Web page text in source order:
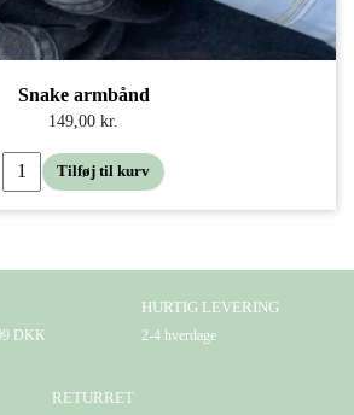
Snake armbånd
149,00 kr.
Tilføj til kurv
DKK
HURTIG LEVERING
2-4 hverdage
RETURRET